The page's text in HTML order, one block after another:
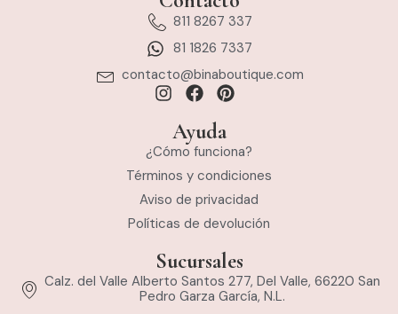
811 8267 337
81 1826 7337
contacto@binaboutique.com
Ayuda
¿Cómo funciona?
Términos y condiciones
Aviso de privacidad
Políticas de devolución
Sucursales
Calz. del Valle Alberto Santos 277, Del Valle, 66220 San
Pedro Garza García, N.L.